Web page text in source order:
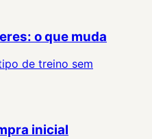
o que muda
de treino sem
inicial